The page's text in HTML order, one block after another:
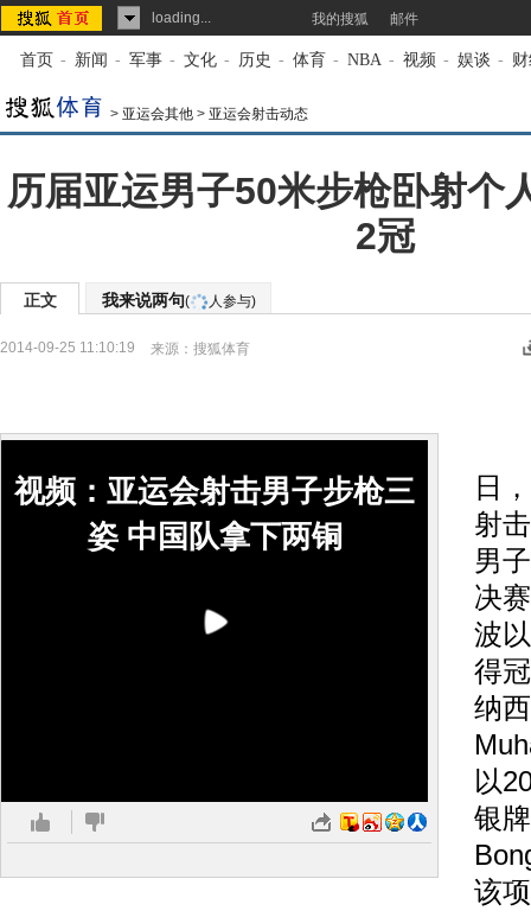
loading... 我的搜狐 邮件
首页 - 新闻 - 军事 - 文化 - 历史 - 体育 - NBA - 视频 - 娱谈 -
> 亚运会其他 > 亚运会射击动态
历届亚运男子50米步枪卧射个
2冠
正文 我来说两句( 人参与)
2014-09-25 11:10:19 来源： 搜狐体育
视频：亚运会射击男子步枪三
姿 中国队拿下两铜
日
射
男
决
波
得
纳
以
银
该